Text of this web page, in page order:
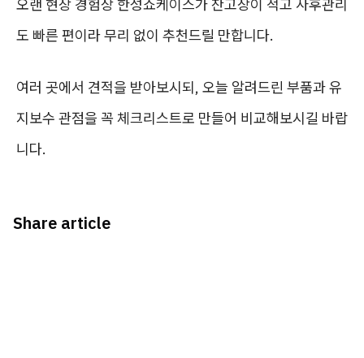
오랜 현장 경험상 한성쇼케이스가 잔고장이 적고 사후관리
도 빠른 편이라 무리 없이 추천드릴 만합니다.
여러 곳에서 견적을 받아보시되, 오늘 알려드린 부품과 유
지보수 관점을 꼭 체크리스트로 만들어 비교해보시길 바랍
니다.
Share article